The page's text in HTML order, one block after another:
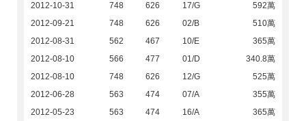
2012-10-31
748 626 17/G
592萬
2012-09-21
748 626 02/B
510萬
2012-08-31
562 467 10/E
365萬
2012-08-10
566 477 01/D
340.8萬
2012-08-10
748 626 12/G
525萬
2012-06-28
563 474 07/A
355萬
2012-05-23
563 474 16/A
365萬